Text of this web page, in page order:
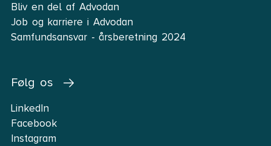
Bliv en del af Advodan
Job og karriere i Advodan
Samfundsansvar - årsberetning 2024
Følg os
LinkedIn
Facebook
Instagram